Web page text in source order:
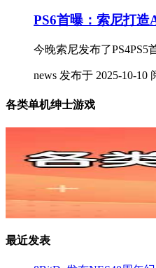
PS6首曝：索尼打
今晚索尼发布了PS4PS5
news 发布于 2025-10-10
各类单机绅士游戏
最近发表